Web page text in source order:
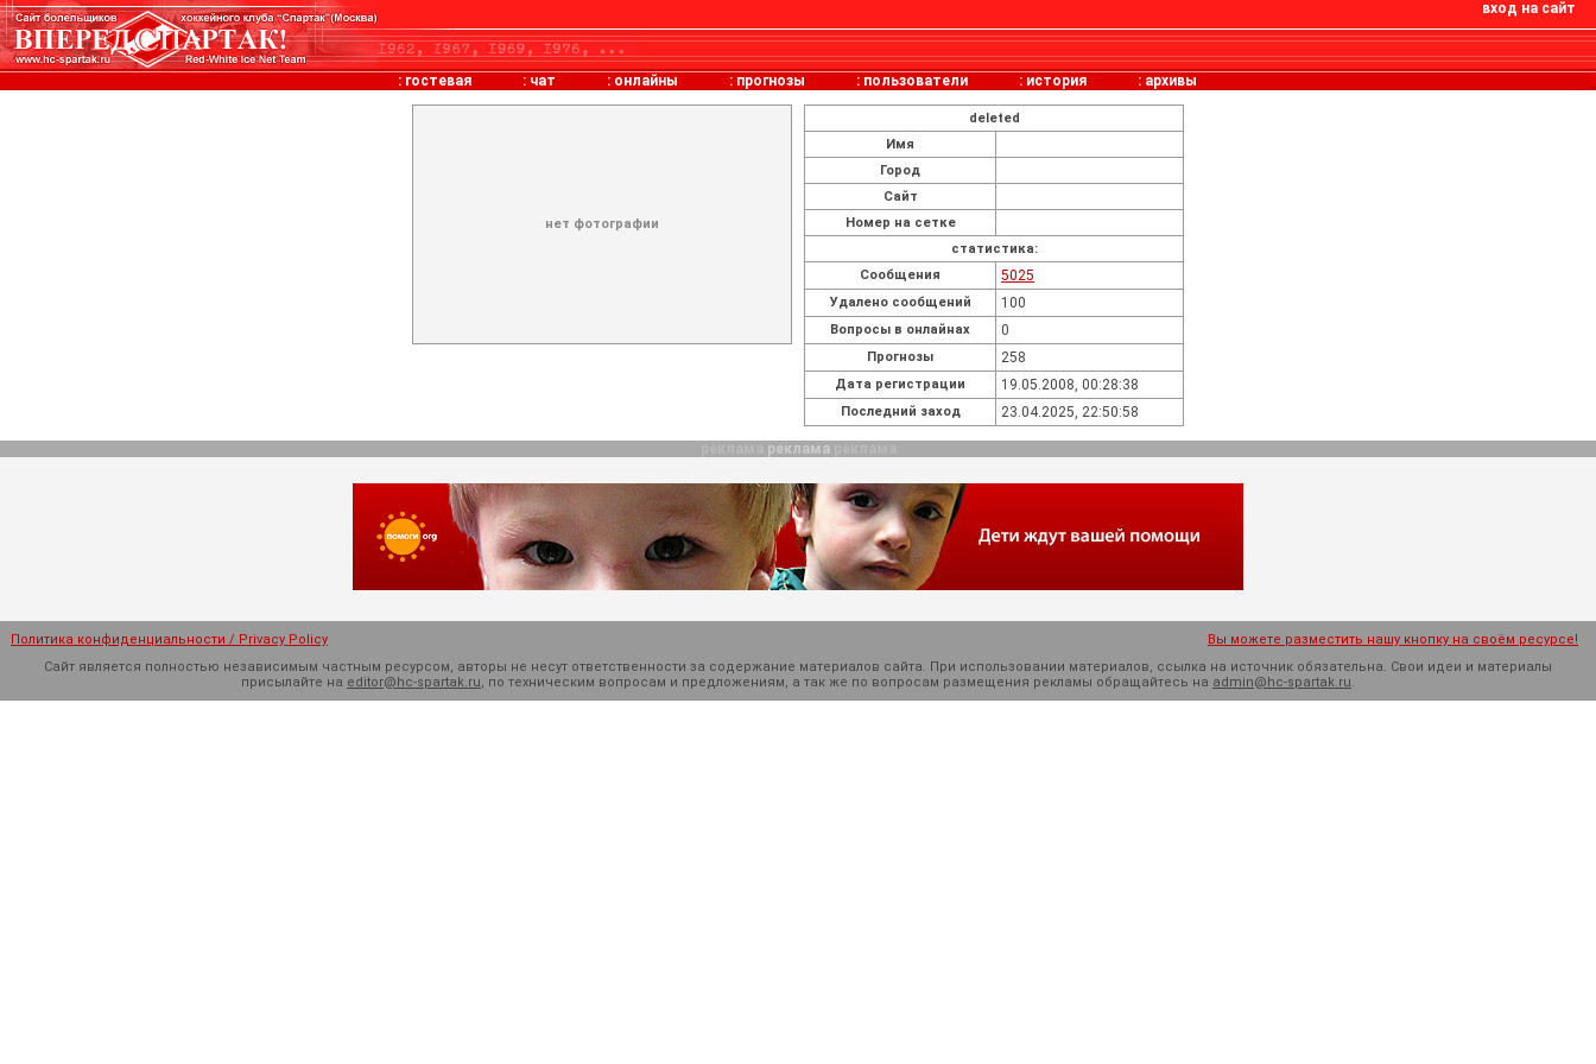
вход на сайт
: гостевая : чат : онлайны : прогнозы : пользователи : история : архивы
нет фотографии
deleted
Имя
Город
Сайт
Номер на сетке
статистика:
Cообщения
5025
Удалено сообщений 100
Вопросы в онлайнах 0
Прогнозы 258
Дата регистрации 19.05.2008, 00:28:38
Последний заход 23.04.2025, 22:50:58
реклама
Политика конфиденциальности / Privacy Policy
Вы можете разместить нашу кнопку на своём ресурсе!
Сайт является полностью независимым частным ресурсом, авторы не несут ответственности за содержание материалов сайта. При использовании материалов, ссылка на источник обязательна. Cвои идеи и материалы
присылайте на editor@hc-spartak.ru, по техническим вопросам и предложениям, а так же по вопросам размещения рекламы обращайтесь на admin@hc-spartak.ru.